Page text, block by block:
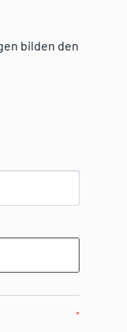
bilden den
*